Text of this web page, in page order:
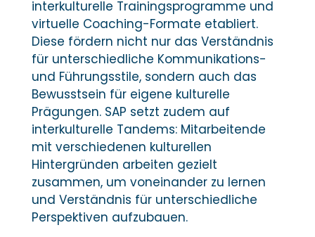
interkulturelle Trainingsprogramme und
virtuelle Coaching-Formate etabliert.
Diese fördern nicht nur das Verständnis
für unterschiedliche Kommunikations-
und Führungsstile, sondern auch das
Bewusstsein für eigene kulturelle
Prägungen. SAP setzt zudem auf
interkulturelle Tandems: Mitarbeitende
mit verschiedenen kulturellen
Hintergründen arbeiten gezielt
zusammen, um voneinander zu lernen
und Verständnis für unterschiedliche
Perspektiven aufzubauen.